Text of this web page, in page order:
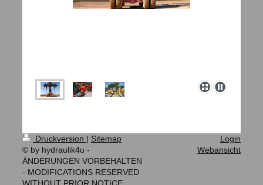
Druckversion | Sitemap
© by hydraulik4u -
ÄNDERUNGEN VORBEHALTEN
- MODIFICATIONS RESERVED
Login
Webansicht